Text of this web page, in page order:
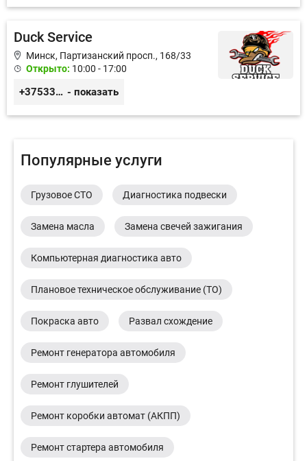
Duck Service
Минск, Партизанский просп., 168/33
Открыто: 10:00 - 17:00
+375333416710 - показать
Популярные услуги
Грузовое СТО Диагностика подвески
Замена масла Замена свечей зажигания
Компьютерная диагностика авто
Плановое техническое обслуживание (ТО)
Покраска авто Развал схождение
Ремонт генератора автомобиля
Ремонт глушителей
Ремонт коробки автомат (АКПП)
Ремонт стартера автомобиля